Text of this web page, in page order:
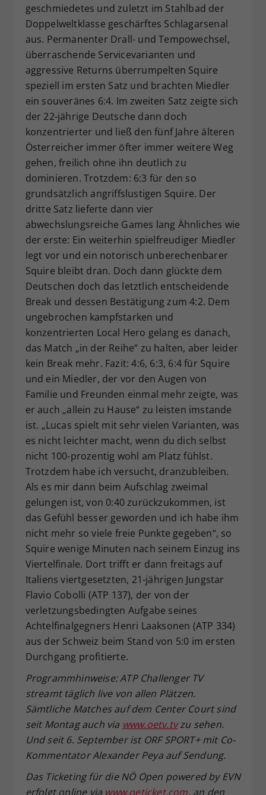
geschmiedetes und zuletzt im Stahlbad der
Doppelweltklasse geschärftes Schlagarsenal
aus. Permanenter Drall- und Tempowechsel,
überraschende Servicevarianten und
aggressive Returns überrumpelten Squire
speziell im ersten Satz und brachten Miedler
ein souveränes 6:4. Im zweiten Satz zeigte sich
der 22-jährige Deutsche dann doch
konzentrierter und ließ den fünf Jahre älteren
Österreicher immer öfter immer weitere Weg
gehen, freilich ohne ihn deutlich zu
dominieren. Trotzdem: 6:3 für den so
grundsätzlich angriffslustigen Squire. Der
dritte Satz lieferte dann vier
abwechslungsreiche Games lang Ähnliches wie
der erste: Ein weiterhin spielfreudiger Miedler
legt vor und ein notorisch unberechenbarer
Squire bleibt dran. Doch dann glückte dem
Deutschen doch das letztlich entscheidende
Break und dessen Bestätigung zum 4:2. Dem
ungebrochen kampfstarken und
konzentrierten Local Hero gelang es danach,
das Match „in der Reihe“ zu halten, aber leider
kein Break mehr. Fazit: 4:6, 6:3, 6:4 für Squire
und ein Miedler, der vor den Augen von
Familie und Freunden einmal mehr zeigte, was
er auch „allein zu Hause“ zu leisten imstande
ist. „Lucas spielt mit sehr vielen Varianten, was
es nicht leichter macht, wenn du dich selbst
nicht 100-prozentig wohl am Platz fühlst.
Trotzdem habe ich versucht, dranzubleiben.
Als es mir dann beim Aufschlag zweimal
gelungen ist, von 0:40 zurückzukommen, ist
das Gefühl besser geworden und ich habe ihm
nicht mehr so viele freie Punkte gegeben“, so
Squire wenige Minuten nach seinem Einzug ins
Viertelfinale. Dort trifft er dann freitags auf
Italiens viertgesetzten, 21-jährigen Jungstar
Flavio Cobolli (ATP 137), der von der
verletzungsbedingten Aufgabe seines
Achtelfinalgegners Henri Laaksonen (ATP 334)
aus der Schweiz beim Stand von 5:0 im ersten
Durchgang profitierte.
Programmhinweise: ATP Challenger TV
streamt täglich live von allen Plätzen.
Sämtliche Matches auf dem Center Court sind
seit Montag auch via www.oetv.tvzu sehen.
Und seit 6. September ist ORF SPORT+ mit Co-
Kommentator Alexander Peya auf Sendung.
Das Ticketing für die NÖ Open powered by EVN
erfolgt online via www.oeticket.com, an den